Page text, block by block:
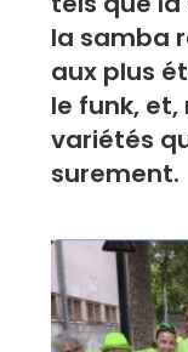
la samba
aux plus
le funk,
variétés
surement.